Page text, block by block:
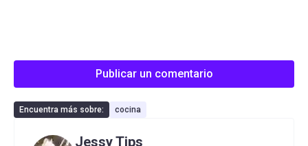
Publicar un comentario
Encuentra más sobre: cocina
Jessy Tips